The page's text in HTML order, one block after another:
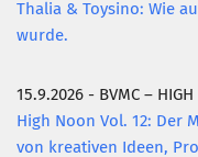
PODCAST
KONTAKT
Thalia & Toysino: Wie
wurde.
15.9.2026 - BVMC – HIGH
High Noon Vol. 12: Der
von kreativen Ideen,